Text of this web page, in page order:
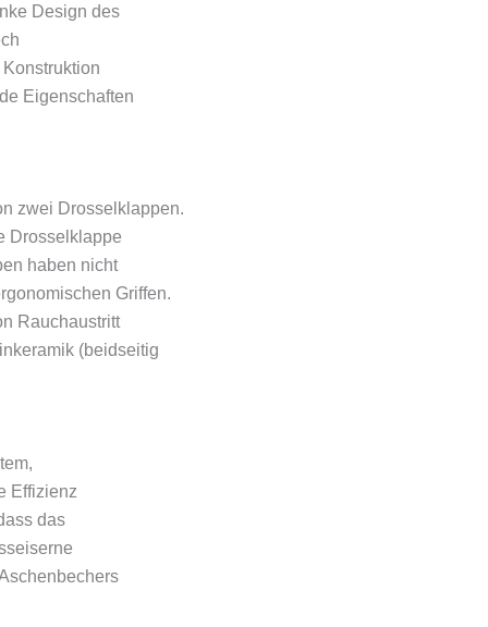
Design des
Eigenschaften
zwei Drosselklappen.
Drosselklappe
haben nicht
Griffen.
Rauchaustritt
(beidseitig
Effizienz
das